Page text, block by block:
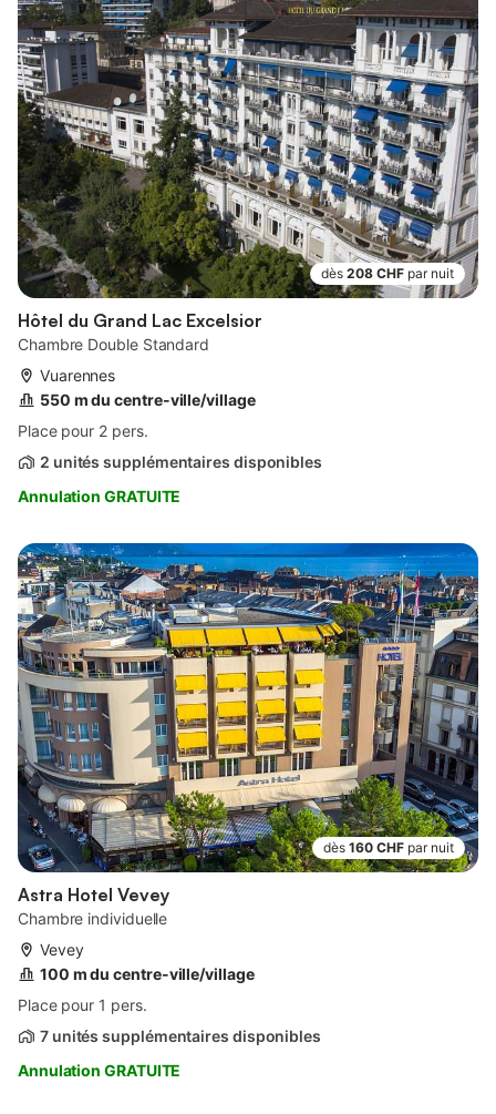
dès 208 CHF par nuit
Hôtel du Grand Lac Excelsior
Chambre Double Standard
Vuarennes
550 m du centre-ville/village
Place pour 2 pers.
2 unités supplémentaires disponibles
Annulation GRATUITE
dès 160 CHF par nuit
Astra Hotel Vevey
Chambre individuelle
Vevey
100 m du centre-ville/village
Place pour 1 pers.
7 unités supplémentaires disponibles
Annulation GRATUITE